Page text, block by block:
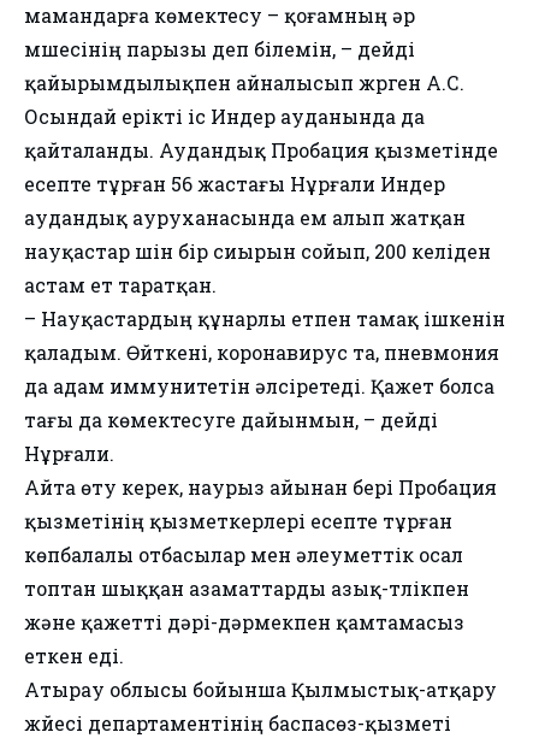
мамандарға көмектесу – қоғамның әр
мүшесінің парызы деп білемін, – дейді
қайырымдылықпен айналысып жүрген А.С.
Осындай ерікті іс Индер ауданында да
қайталанды. Аудандық Пробация қызметінде
есепте тұрған 56 жастағы Нұрғали Индер
аудандық ауруханасында ем алып жатқан
науқастар үшін бір сиырын сойып, 200 келіден
астам ет таратқан.
– Науқастардың құнарлы етпен тамақ ішкенін
қаладым. Өйткені, коронавирус та, пневмония
да адам иммунитетін әлсіретеді. Қажет болса
тағы да көмектесуге дайынмын, – дейді
Нұрғали.
Айта өту керек, наурыз айынан бері Пробация
қызметінің қызметкерлері есепте тұрған
көпбалалы отбасылар мен әлеуметтік осал
топтан шыққан азаматтарды азық-түлікпен
және қажетті дәрі-дәрмекпен қамтамасыз
еткен еді.
Атырау облысы бойынша Қылмыстық-атқару
жүйесі департаментінің баспасөз-қызметі